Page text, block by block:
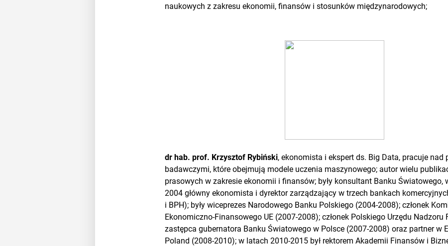
naukowych z zakresu ekonomii, finansów i stosunków międzynarodowych;
dr hab. prof. Krzysztof Rybiński, ekonomista i ekspert ds. Big Data, pracuje nad
badawczymi, które obejmują modele uczenia maszynowego; autor wielu
prasowych w zakresie ekonomii i finansów; były konsultant Banku Światowego,
2004 główny ekonomista i dyrektor zarządzający w trzech bankach
i BPH); były wiceprezes Narodowego Banku Polskiego (2004-2008); członek
Ekonomiczno-Finansowego UE (2007-2008); członek Polskiego Urzędu Nadzoru
zastępca gubernatora Banku Światowego w Polsce (2007-2008) oraz partner w
Poland (2008-2010); w latach 2010-2015 był rektorem Akademii Finansów i